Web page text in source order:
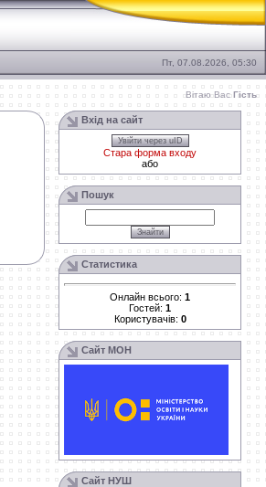
Пт, 07.08.2026, 05:30
Вітаю Вас Гість
Вхід на сайт
Увійти через uID
Стара форма входу
або
Пошук
Статистика
Онлайн всього: 1
Гостей: 1
Користувачів: 0
Сайт МОН
Сайт НУШ